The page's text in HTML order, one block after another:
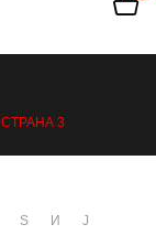
СТРАНА 3
Ѕ И Ј